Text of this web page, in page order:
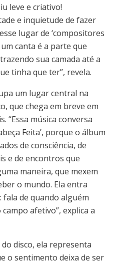
leve e criativo!
e inquietude de fazer
lugar de ‘compositores
canta é a parte que
sua camada até a
tinha que ter”, revela.
um lugar central na
que chega em breve em
“Essa música conversa
Feita’, porque o álbum
de consciência, de
e de encontros que
maneira, que mexem
o mundo. Ela entra
de quando alguém
afetivo”, explica a
disco, ela representa
o sentimento deixa de ser